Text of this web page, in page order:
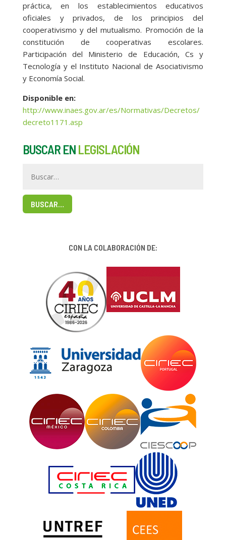
práctica, en los establecimientos educativos
oficiales y privados, de los principios del
cooperativismo y del mutualismo. Promoción de la
constitución de cooperativas escolares.
Participación del Ministerio de Educación, Cs y
Tecnología y el Instituto Nacional de Asociativismo
y Economía Social.
Disponible en:
http://www.inaes.gov.ar/es/Normativas/Decretos/
decreto1171.asp
BUSCAR EN LEGISLACIÓN
BUSCAR…
CON LA COLABORACIÓN DE: